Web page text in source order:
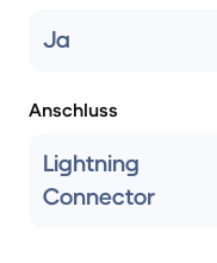
Ja
Anschluss
Lightning
Connector